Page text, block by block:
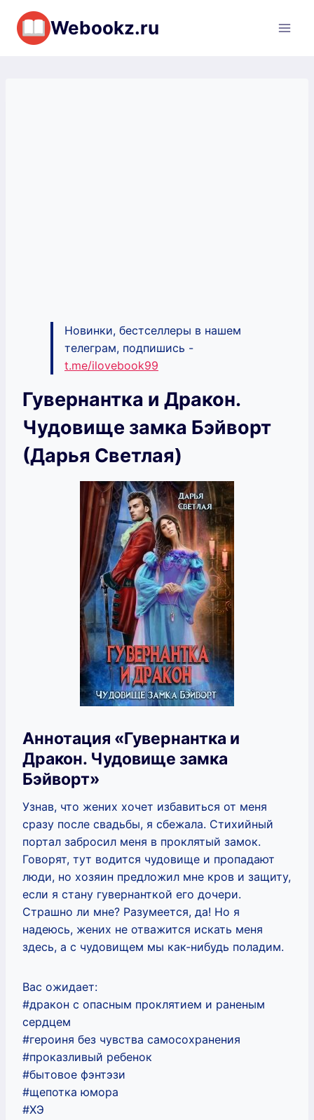
Перейти
содержимому
Webookz.ru
Новинки, бестселлеры в нашем
телеграм, подпишись -
t.me/ilovebook99
Гувернантка и Дракон.
Чудовище замка Бэйворт
(Дарья Светлая)
Аннотация «Гувернантка и
Дракон. Чудовище замка
Бэйворт»
Узнав, что жених хочет избавиться от меня
сразу после свадьбы, я сбежала. Стихийный
портал забросил меня в проклятый замок.
Говорят, тут водится чудовище и пропадают
люди, но хозяин предложил мне кров и защиту,
если я стану гувернанткой его дочери.
Страшно ли мне? Разумеется, да! Но я
надеюсь, жених не отважится искать меня
здесь, а с чудовищем мы как-нибудь поладим.
Вас ожидает:
#дракон с опасным проклятием и раненым
сердцем
#героиня без чувства самосохранения
#проказливый ребенок
#бытовое фэнтэзи
#щепотка юмора
#ХЭ